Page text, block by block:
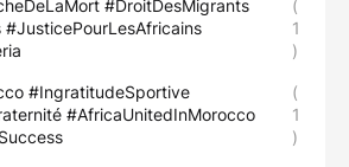
#DroitDesMigrants
#JusticePourLesAfricains
(
1
)
#IngratitudeSportive
#AfricaUnitedInMorocco
(
1
)